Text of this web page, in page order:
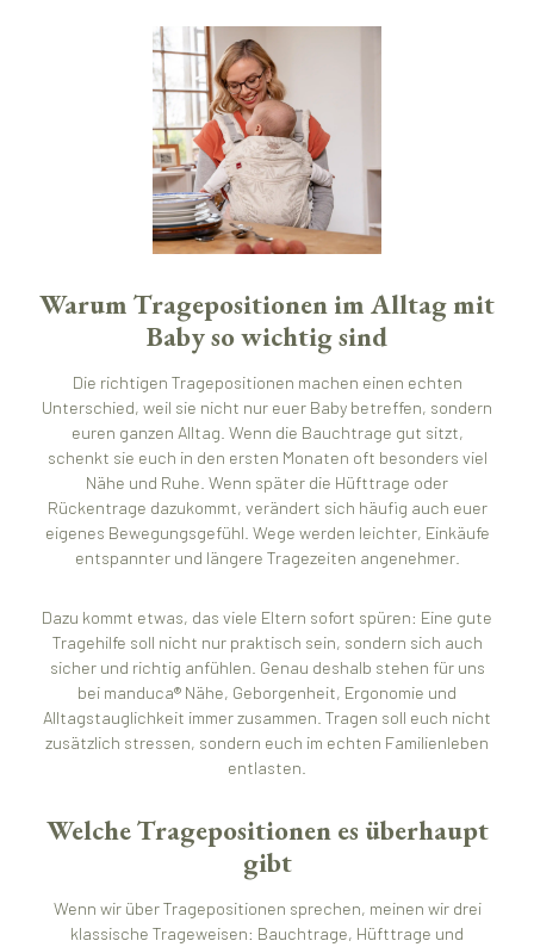
Warum Tragepositionen im Alltag mit
Baby so wichtig sind
Die richtigen Tragepositionen machen einen echten
Unterschied, weil sie nicht nur euer Baby betreffen, sondern
euren ganzen Alltag. Wenn die Bauchtrage gut sitzt,
schenkt sie euch in den ersten Monaten oft besonders viel
Nähe und Ruhe. Wenn später die Hüfttrage oder
Rückentrage dazukommt, verändert sich häufig auch euer
eigenes Bewegungsgefühl. Wege werden leichter, Einkäufe
entspannter und längere Tragezeiten angenehmer.
Dazu kommt etwas, das viele Eltern sofort spüren: Eine gute
Tragehilfe soll nicht nur praktisch sein, sondern sich auch
sicher und richtig anfühlen. Genau deshalb stehen für uns
bei manduca® Nähe, Geborgenheit, Ergonomie und
Alltagstauglichkeit immer zusammen. Tragen soll euch nicht
zusätzlich stressen, sondern euch im echten Familienleben
entlasten.
Welche Tragepositionen es überhaupt
gibt
Wenn wir über Tragepositionen sprechen, meinen wir drei
klassische Trageweisen: Bauchtrage, Hüfttrage und